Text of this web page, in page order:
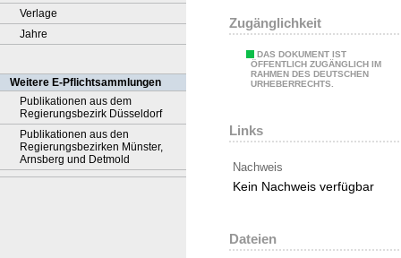
Verlage
Jahre
Weitere E-Pflichtsammlungen
Publikationen aus dem
Regierungsbezirk Düsseldorf
Publikationen aus den
Regierungsbezirken Münster,
Arnsberg und Detmold
Zugänglichkeit
DAS DOKUMENT IST
ÖFFENTLICH ZUGÄNGLICH IM
RAHMEN DES DEUTSCHEN
URHEBERRECHTS.
Links
Nachweis
Kein Nachweis verfügbar
Dateien